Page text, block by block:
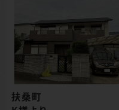
扶桑町